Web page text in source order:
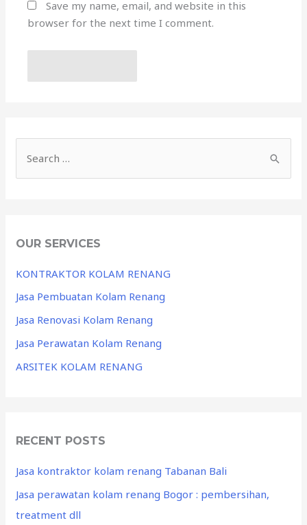
Save my name, email, and website in this
browser for the next time I comment.
OUR SERVICES
KONTRAKTOR KOLAM RENANG
Jasa Pembuatan Kolam Renang
Jasa Renovasi Kolam Renang
Jasa Perawatan Kolam Renang
ARSITEK KOLAM RENANG
RECENT POSTS
Jasa kontraktor kolam renang Tabanan Bali
Jasa perawatan kolam renang Bogor : pembersihan,
treatment dll